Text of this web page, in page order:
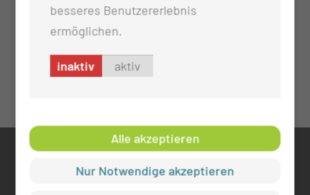
besseres Benutzererlebnis
ermöglichen.
inaktiv aktiv
Alle akzeptieren
Nur Notwendige akzeptieren